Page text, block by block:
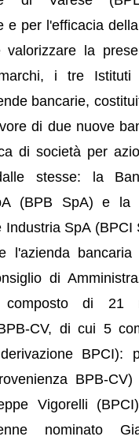
e per l'efficacia
valorizzare la
i tre Istituti
bancarie,
di due nuove
di società per
stesse: la
(BPB SpA) e la
Industria SpA (BPCI
l'azienda bancaria
di
composto di 21
CV, di cui 5
BPCI):
BPB-CV)
Vigorelli
nominato